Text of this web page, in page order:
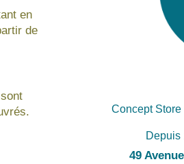
en
de
Concept
Depuis
49